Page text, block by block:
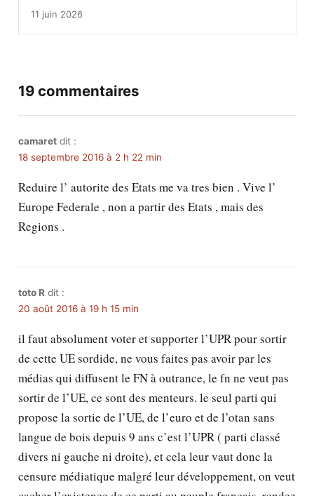
11 juin 2026
19 commentaires
camaret dit :
18 septembre 2016 à 2 h 22 min
Reduire l’ autorite des Etats me va tres bien . Vive l’
Europe Federale , non a partir des Etats , mais des
Regions .
toto R dit :
20 août 2016 à 19 h 15 min
il faut absolument voter et supporter l’UPR pour sortir
de cette UE sordide, ne vous faites pas avoir par les
médias qui diffusent le FN à outrance, le fn ne veut pas
sortir de l’UE, ce sont des menteurs. le seul parti qui
propose la sortie de l’UE, de l’euro et de l’otan sans
langue de bois depuis 9 ans c’est l’UPR ( parti classé
divers ni gauche ni droite), et cela leur vaut donc la
censure médiatique malgré leur développement, on veut